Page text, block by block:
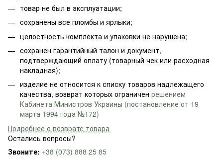
товар не был в эксплуатации;
сохранены все пломбы и ярлыки;
целостность комплекта и упаковки не нарушена;
сохранен гарантийный талон и документ,
подтверждающий оплату (товарный чек или расходная
накладная);
изделие не относится к списку товаров надлежащего
качества, возврат которых ограничен решением
Кабинета Министров Украины (постановление от 19
марта 1994 года №172)
Подробнее о возврате товара
Остались вопросы?
Звоните: +38 (073) 888 25 85